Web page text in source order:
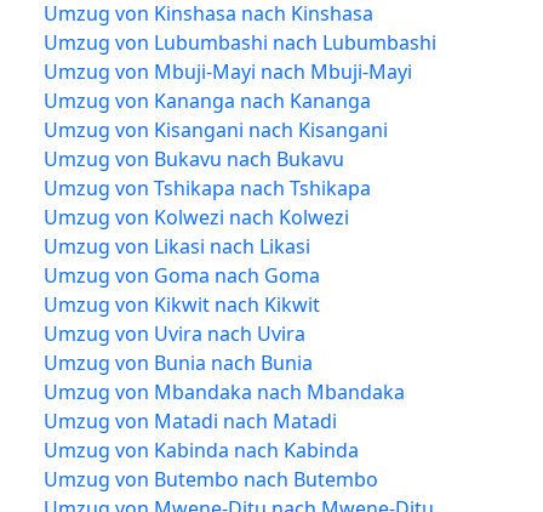
Umzug von Kinshasa nach Kinshasa
Umzug von Lubumbashi nach Lubumbashi
Umzug von Mbuji-Mayi nach Mbuji-Mayi
Umzug von Kananga nach Kananga
Umzug von Kisangani nach Kisangani
Umzug von Bukavu nach Bukavu
Umzug von Tshikapa nach Tshikapa
Umzug von Kolwezi nach Kolwezi
Umzug von Likasi nach Likasi
Umzug von Goma nach Goma
Umzug von Kikwit nach Kikwit
Umzug von Uvira nach Uvira
Umzug von Bunia nach Bunia
Umzug von Mbandaka nach Mbandaka
Umzug von Matadi nach Matadi
Umzug von Kabinda nach Kabinda
Umzug von Butembo nach Butembo